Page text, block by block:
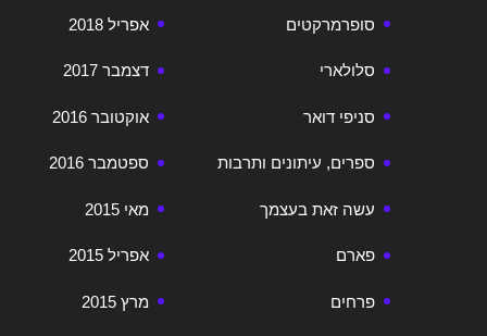
אפריל 2018
דצמבר 2017
אוקטובר 2016
ספטמבר 2016
מאי 2015
אפריל 2015
מרץ 2015
סופרמרקטים
סלולארי
סניפי דואר
ספרים, עיתונים ותרבות
עשה זאת בעצמך
פארם
פרחים